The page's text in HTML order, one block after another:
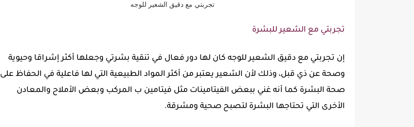
تجربتي مع دقيق الشعير للوجه
تجربتي مع الشعير للبشرة
إن تجربتي مع دقيق الشعير للوجه كان لها دور فعال في تنقية بشرتي وجعلها أكثر إشراقا وحيوية
وصحة عن ذي قبل، وذلك لأن الشعير يعتبر من أكثر المواد الطبيعية التي لها فاعلية في الحفاظ على
صحة البشرة كما أنه غني ببعض الفيتامينات مثل فيتامين ب المركب وبعض الأملاح والمعادن
الأخرى التي تحتاجها البشرة لتصبح صحية ومشرقة.